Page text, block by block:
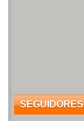
SEGUIDORES